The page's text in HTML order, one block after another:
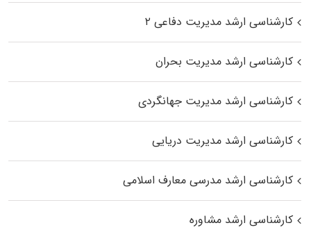
کارشناسی ارشد مدیریت دفاعی ۲
کارشناسی ارشد مدیریت بحران
کارشناسی ارشد مدیریت جهانگردی
کارشناسی ارشد مدیریت دریایی
کارشناسی ارشد مدرسی معارف اسلامی
کارشناسی ارشد مشاوره